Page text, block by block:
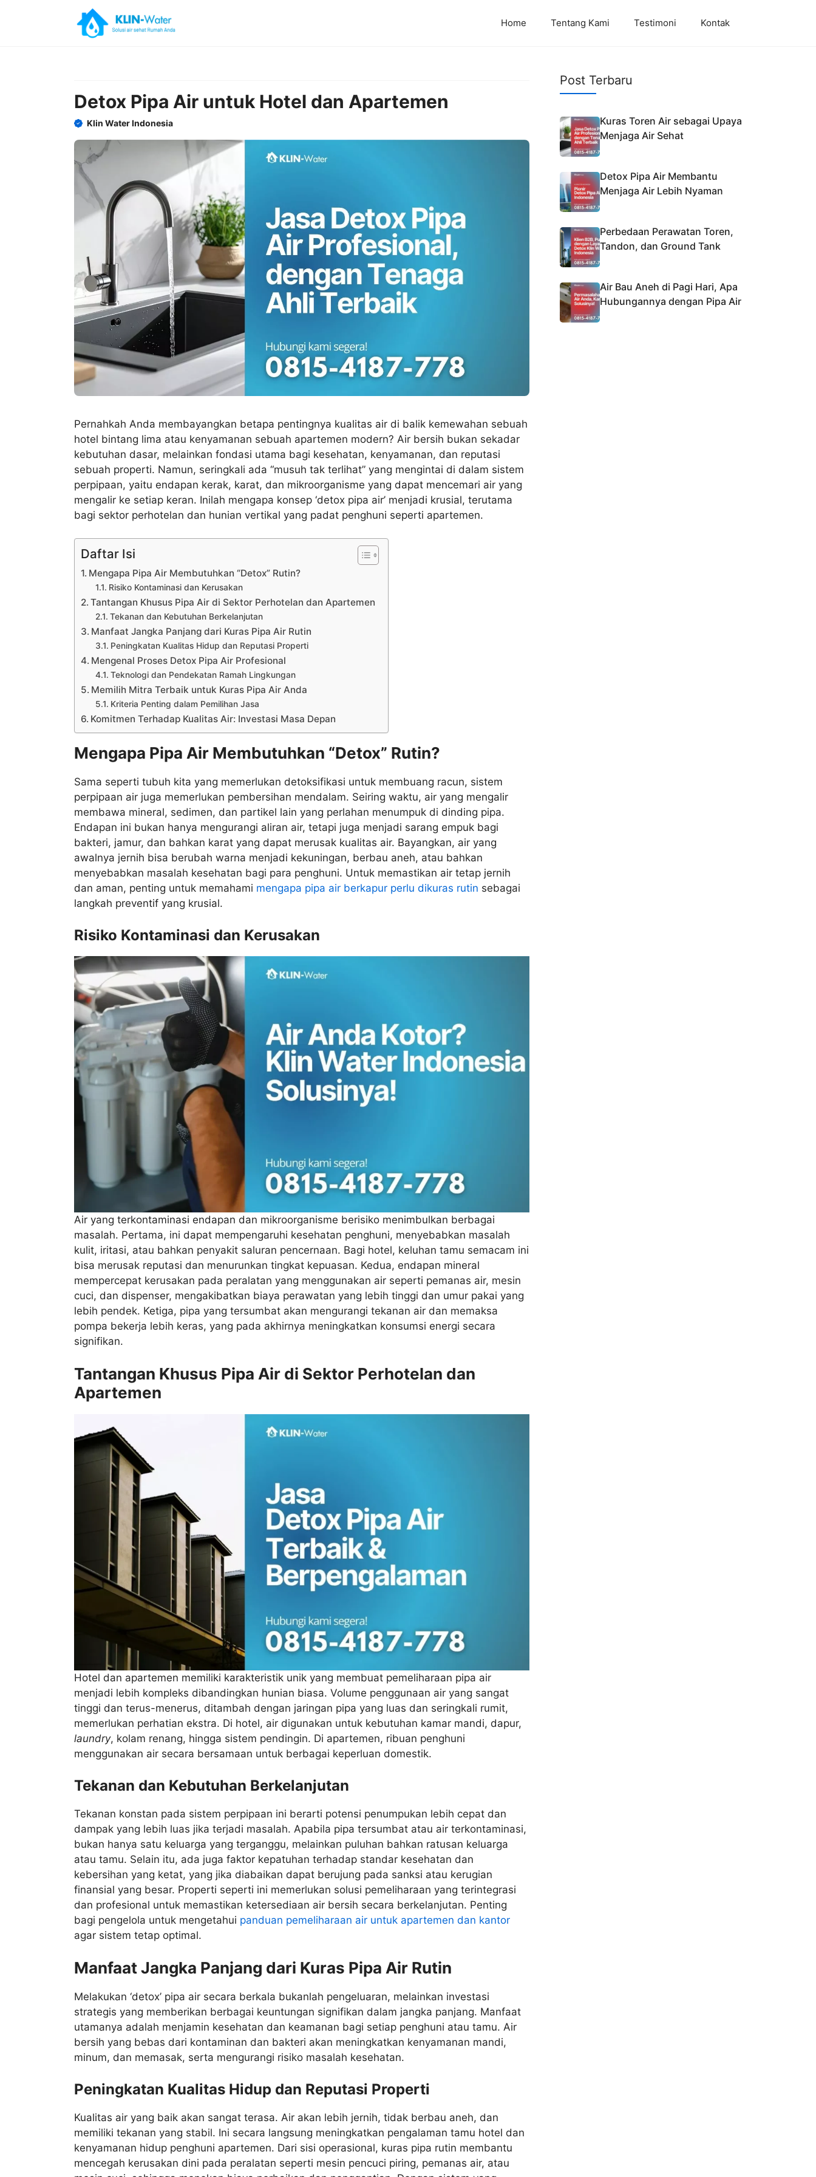
Home Tentang Kami Testimoni Kontak
Detox Pipa Air untuk Hotel dan Apartemen
Klin Water Indonesia
Pernahkah Anda membayangkan betapa pentingnya kualitas air di balik kemewahan sebuah
hotel bintang lima atau kenyamanan sebuah apartemen modern? Air bersih bukan sekadar
kebutuhan dasar, melainkan fondasi utama bagi kesehatan, kenyamanan, dan reputasi
sebuah properti. Namun, seringkali ada “musuh tak terlihat” yang mengintai di dalam sistem
perpipaan, yaitu endapan kerak, karat, dan mikroorganisme yang dapat mencemari air yang
mengalir ke setiap keran. Inilah mengapa konsep ‘detox pipa air’ menjadi krusial, terutama
bagi sektor perhotelan dan hunian vertikal yang padat penghuni seperti apartemen.
Daftar Isi
Mengapa Pipa Air Membutuhkan “Detox” Rutin?
Risiko Kontaminasi dan Kerusakan
Tantangan Khusus Pipa Air di Sektor Perhotelan dan Apartemen
Tekanan dan Kebutuhan Berkelanjutan
Manfaat Jangka Panjang dari Kuras Pipa Air Rutin
Peningkatan Kualitas Hidup dan Reputasi Properti
Mengenal Proses Detox Pipa Air Profesional
Teknologi dan Pendekatan Ramah Lingkungan
Memilih Mitra Terbaik untuk Kuras Pipa Air Anda
Kriteria Penting dalam Pemilihan Jasa
Komitmen Terhadap Kualitas Air: Investasi Masa Depan
Mengapa Pipa Air Membutuhkan “Detox” Rutin?
Sama seperti tubuh kita yang memerlukan detoksifikasi untuk membuang racun, sistem
perpipaan air juga memerlukan pembersihan mendalam. Seiring waktu, air yang mengalir
membawa mineral, sedimen, dan partikel lain yang perlahan menumpuk di dinding pipa.
Endapan ini bukan hanya mengurangi aliran air, tetapi juga menjadi sarang empuk bagi
bakteri, jamur, dan bahkan karat yang dapat merusak kualitas air. Bayangkan, air yang
awalnya jernih bisa berubah warna menjadi kekuningan, berbau aneh, atau bahkan
menyebabkan masalah kesehatan bagi para penghuni. Untuk memastikan air tetap jernih
dan aman, penting untuk memahami mengapa pipa air berkapur perlu dikuras rutin sebagai
langkah preventif yang krusial.
Risiko Kontaminasi dan Kerusakan
Air yang terkontaminasi endapan dan mikroorganisme berisiko menimbulkan berbagai
masalah. Pertama, ini dapat mempengaruhi kesehatan penghuni, menyebabkan masalah
kulit, iritasi, atau bahkan penyakit saluran pencernaan. Bagi hotel, keluhan tamu semacam ini
bisa merusak reputasi dan menurunkan tingkat kepuasan. Kedua, endapan mineral
mempercepat kerusakan pada peralatan yang menggunakan air seperti pemanas air, mesin
cuci, dan dispenser, mengakibatkan biaya perawatan yang lebih tinggi dan umur pakai yang
lebih pendek. Ketiga, pipa yang tersumbat akan mengurangi tekanan air dan memaksa
pompa bekerja lebih keras, yang pada akhirnya meningkatkan konsumsi energi secara
signifikan.
Tantangan Khusus Pipa Air di Sektor Perhotelan dan
Apartemen
Hotel dan apartemen memiliki karakteristik unik yang membuat pemeliharaan pipa air
menjadi lebih kompleks dibandingkan hunian biasa. Volume penggunaan air yang sangat
tinggi dan terus-menerus, ditambah dengan jaringan pipa yang luas dan seringkali rumit,
memerlukan perhatian ekstra. Di hotel, air digunakan untuk kebutuhan kamar mandi, dapur,
laundry, kolam renang, hingga sistem pendingin. Di apartemen, ribuan penghuni
menggunakan air secara bersamaan untuk berbagai keperluan domestik.
Tekanan dan Kebutuhan Berkelanjutan
Tekanan konstan pada sistem perpipaan ini berarti potensi penumpukan lebih cepat dan
dampak yang lebih luas jika terjadi masalah. Apabila pipa tersumbat atau air terkontaminasi,
bukan hanya satu keluarga yang terganggu, melainkan puluhan bahkan ratusan keluarga
atau tamu. Selain itu, ada juga faktor kepatuhan terhadap standar kesehatan dan
kebersihan yang ketat, yang jika diabaikan dapat berujung pada sanksi atau kerugian
finansial yang besar. Properti seperti ini memerlukan solusi pemeliharaan yang terintegrasi
dan profesional untuk memastikan ketersediaan air bersih secara berkelanjutan. Penting
bagi pengelola untuk mengetahui panduan pemeliharaan air untuk apartemen dan kantor
agar sistem tetap optimal.
Manfaat Jangka Panjang dari Kuras Pipa Air Rutin
Melakukan ‘detox’ pipa air secara berkala bukanlah pengeluaran, melainkan investasi
strategis yang memberikan berbagai keuntungan signifikan dalam jangka panjang. Manfaat
utamanya adalah menjamin kesehatan dan keamanan bagi setiap penghuni atau tamu. Air
bersih yang bebas dari kontaminan dan bakteri akan meningkatkan kenyamanan mandi,
minum, dan memasak, serta mengurangi risiko masalah kesehatan.
Peningkatan Kualitas Hidup dan Reputasi Properti
Kualitas air yang baik akan sangat terasa. Air akan lebih jernih, tidak berbau aneh, dan
memiliki tekanan yang stabil. Ini secara langsung meningkatkan pengalaman tamu hotel dan
kenyamanan hidup penghuni apartemen. Dari sisi operasional, kuras pipa rutin membantu
mencegah kerusakan dini pada peralatan seperti mesin pencuci piring, pemanas air, atau
Post Terbaru
Kuras Toren Air sebagai Upaya
Menjaga Air Sehat
Detox Pipa Air Membantu
Menjaga Air Lebih Nyaman
Perbedaan Perawatan Toren,
Tandon, dan Ground Tank
Air Bau Aneh di Pagi Hari, Apa
Hubungannya dengan Pipa Air